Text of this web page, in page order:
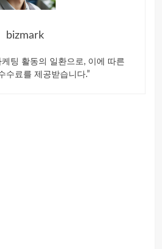
bizmark
팅 활동의 일환으로, 이에 따른
수료를 제공받습니다.”